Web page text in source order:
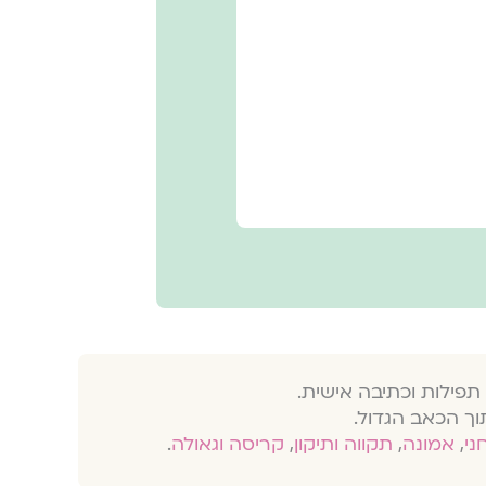
וכתיבה אישית.
הכאב הגדול.
, אמונה, תקווה ותיקון, קריסה וגאולה.